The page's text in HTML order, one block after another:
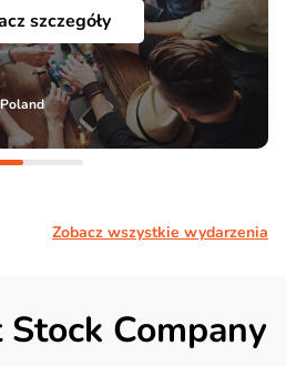
szczegóły
Zobacz wszystkie wydarzenia
Stock Company